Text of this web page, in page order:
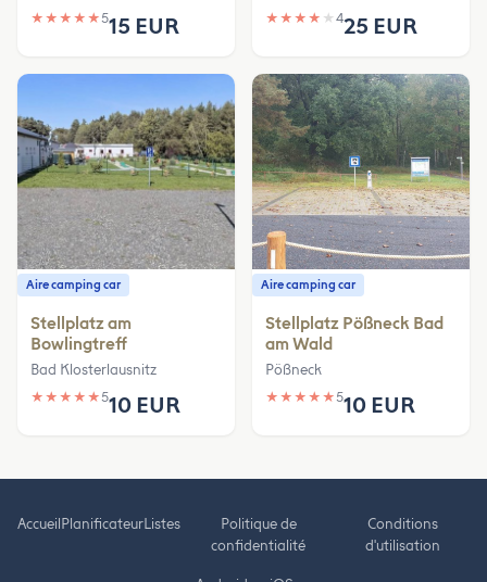
★ ★ ★ ★ ★515 EUR ★ ★ ★ ★ ★ 425 EUR
Aire camping car
Stellplatz am
Bowlingtreff
Bad Klosterlausnitz
★ ★ ★ ★ ★510 EUR
Aire camping car
Stellplatz Pößneck Bad
am Wald
Pößneck
★ ★ ★ ★ ★510 EUR
Accueil Planificateur Listes
Politique de
confidentialité
Conditions
d'utilisation